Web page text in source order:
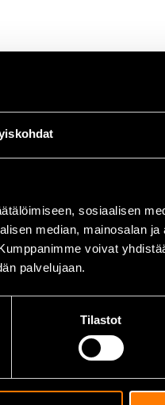
sosiaalisen
median, mainosalan ja
voivat
palvelujaan.
Tilastot